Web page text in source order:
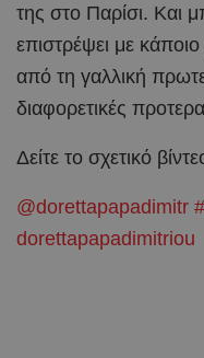
της στο Παρίσι. Και
επιστρέψει με
από τη γαλλική
διαφορετικές
Δείτε το σχετικό
@dorettapapadimitr
dorettapapadimitriou